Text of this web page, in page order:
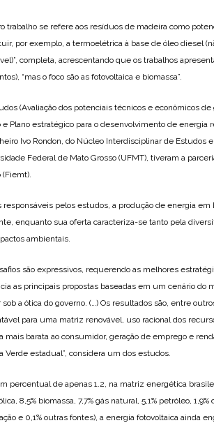
trabalho se refere aos resíduos de madeira como
por exemplo, a termoelétrica à base de óleo diesel
completa, acrescentando que os trabalhos
“mas o foco são as fotovoltaica e biomassa”.
(Avaliação dos potenciais técnicos e econômicos
e Plano estratégico para o desenvolvimento de energia
Ivo Rondon, do Núcleo Interdisciplinar de Estudos
Federal de Mato Grosso (UFMT), tiveram a
(Fiemt).
responsáveis pelos estudos, a produção de energia
enquanto sua oferta caracteriza-se tanto pela
ambientais.
são expressivos, requerendo as melhores
as principais propostas baseadas em um cenário do
a ótica do governo. (…) Os resultados são, entre
para uma matriz renovável, uso racional dos
mais barata ao consumidor, geração de emprego e
Verde estadual”, considera um dos estudos.
percentual de apenas 1.2, na matriz energética
8,5% biomassa, 7,7% gás natural, 5,1% petróleo,
e 0,1% outras fontes), a energia fotovoltaica ainda